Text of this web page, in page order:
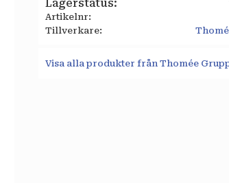
Lagerstatus
Artikelnr
Tillverkare
Visa alla produkter från Thomée